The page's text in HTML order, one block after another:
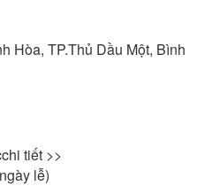
Hòa, TP.Thủ Dầu Một, Bình
chi tiết >>
lễ)